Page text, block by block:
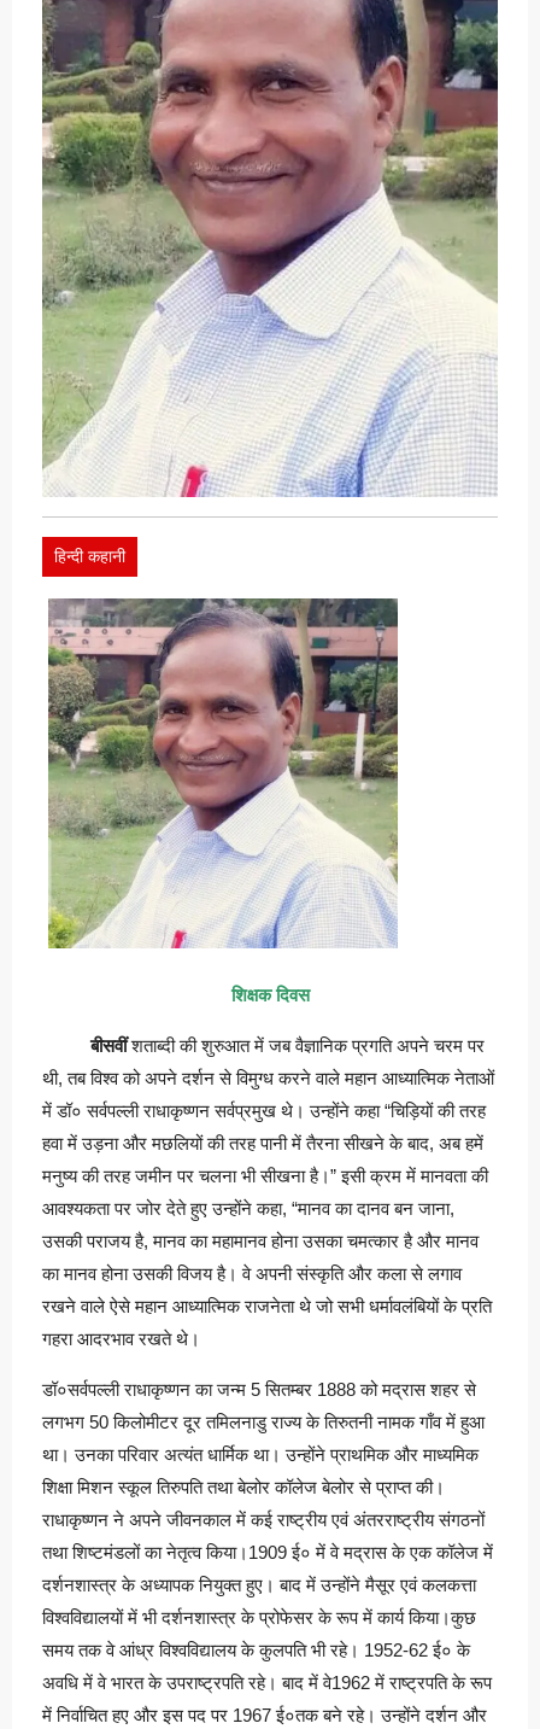
हिन्दी कहानी
शिक्षक दिवस
बीसवींशताब्दी की शुरुआत में जब वैज्ञानिक प्रगति अपने चरम पर
थी, तब विश्व को अपने दर्शन से विमुग्ध करने वाले महान आध्यात्मिक नेताओं
में डॉ० सर्वपल्ली राधाकृष्णन सर्वप्रमुख थे। उन्होंने कहा “चिड़ियों की तरह
हवा में उड़ना और मछलियों की तरह पानी में तैरना सीखने के बाद, अब हमें
मनुष्य की तरह जमीन पर चलना भी सीखना है।” इसी क्रम में मानवता की
आवश्यकता पर जोर देते हुए उन्होंने कहा, “मानव का दानव बन जाना,
उसकी पराजय है, मानव का महामानव होना उसका चमत्कार है और मानव
का मानव होना उसकी विजय है। वे अपनी संस्कृति और कला से लगाव
रखने वाले ऐसे महान आध्यात्मिक राजनेता थे जो सभी धर्मावलंबियों के प्रति
गहरा आदरभाव रखते थे।
डॉ०सर्वपल्ली राधाकृष्णन का जन्म 5 सितम्बर 1888 को मद्रास शहर से
लगभग 50 किलोमीटर दूर तमिलनाडु राज्य के तिरुतनी नामक गाँव में हुआ
था। उनका परिवार अत्यंत धार्मिक था। उन्होंने प्राथमिक और माध्यमिक
शिक्षा मिशन स्कूल तिरुपति तथा बेलोर कॉलेज बेलोर से प्राप्त की।
राधाकृष्णन ने अपने जीवनकाल में कई राष्ट्रीय एवं अंतरराष्ट्रीय संगठनों
तथा शिष्टमंडलों का नेतृत्व किया।1909 ई० में वे मद्रास के एक कॉलेज में
दर्शनशास्त्र के अध्यापक नियुक्त हुए। बाद में उन्होंने मैसूर एवं कलकत्ता
विश्वविद्यालयों में भी दर्शनशास्त्र के प्रोफेसर के रूप में कार्य किया।कुछ
समय तक वे आंध्र विश्वविद्यालय के कुलपति भी रहे। 1952-62 ई० के
अवधि में वे भारत के उपराष्ट्रपति रहे। बाद में वे1962 में राष्ट्रपति के रूप
में निर्वाचित हए और इस पद पर 1967 ई०तक बने रहे। उन्होंने दर्शन और